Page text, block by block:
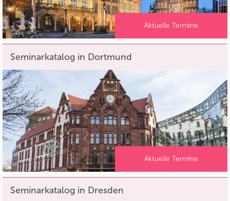
Aktuelle Termine
Seminarkatalog in Dortmund
Aktuelle Termine
Seminarkatalog in Dresden